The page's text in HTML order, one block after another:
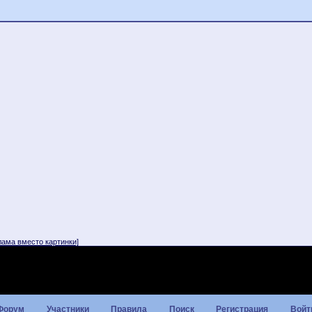
вместо картинки]
Участники Правила Поиск Регистрация